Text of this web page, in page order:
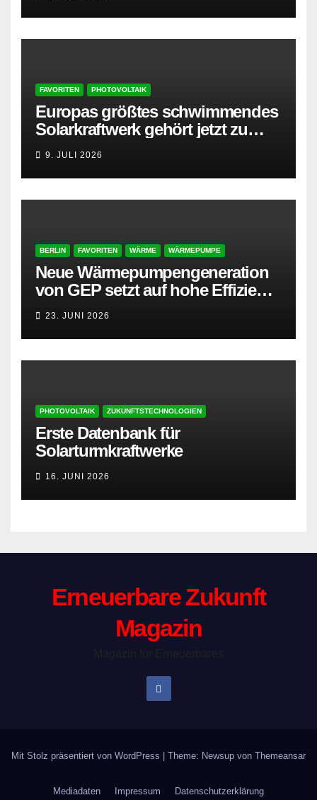
FAVORITEN PHOTOVOLTAIK
Europas größtes schwimmendes
Solarkraftwerk gehört jetzt zu
AMPYR
9. JULI 2026
BERLIN FAVORITEN WÄRME WÄRMEPUMPE
Neue Wärmepumpengeneration
von GEP setzt auf hohe Effizienz
und besonders leisen Betrieb
23. JUNI 2026
PHOTOVOLTAIK ZUKUNFTSTECHNOLOGIEN
Erste Datenbank für
Solarturmkraftwerke
16. JUNI 2026
Erneuerbare Zukunft
Magazin
Mit Stolz präsentiert von WordPress Theme: Newsup von Themeansar
Mediadaten Impressum Datenschutzerklärung